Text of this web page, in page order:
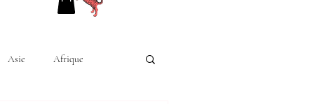
Asie Afrique